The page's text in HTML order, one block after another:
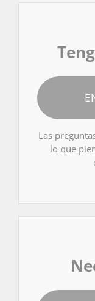
Las
lo que